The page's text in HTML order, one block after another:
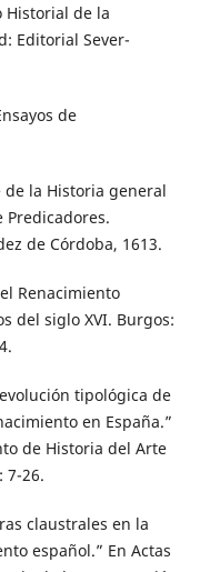
Historial de la
Editorial Sever-
de
de la Historia general
Predicadores.
de Córdoba, 1613.
Renacimiento
del siglo XVI. Burgos:
tipológica de
en España.”
de Historia del Arte
7-26.
claustrales en la
español.” En Actas